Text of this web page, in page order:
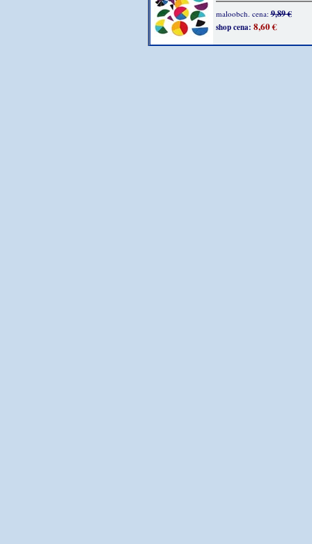
maloobch. cena:9,89 €
shop cena: 8,60 €